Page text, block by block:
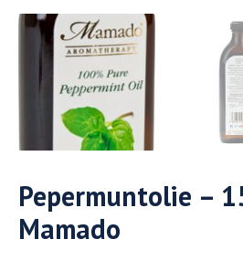
Pepermuntolie –
Mamado